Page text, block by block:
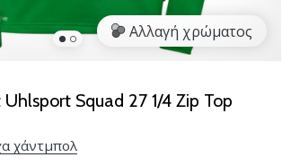
Αλλαγή χρώματος
Uhlsport Squad 27 1/4 Zip Top
χάντμπολ